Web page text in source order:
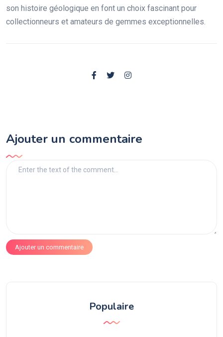
son histoire géologique en font un choix fascinant pour
collectionneurs et amateurs de gemmes exceptionnelles.
Ajouter un commentaire
Ajouter un commentaire
Populaire